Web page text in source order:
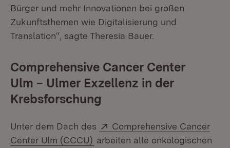
Bürger und mehr Innovationen bei großen
Zukunftsthemen wie Digitalisierung und
Translation“, sagte Theresia Bauer.
Comprehensive Cancer Center
Ulm – Ulmer Exzellenz in der
Krebsforschung
Unter dem Dach des Extern:
Comprehensive Cancer
Center Ulm (CCCU) (Öffnet in neuem Fenster)
arbeiten alle onkologischen